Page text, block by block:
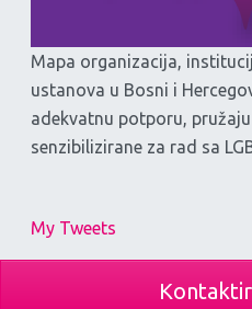
Mapa organizacija,
ustanova u Bosni i
adekvatnu potporu,
senzibilizirane za rad sa
My Tweets